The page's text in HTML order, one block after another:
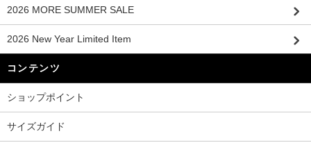
2026 MORE SUMMER SALE
2026 New Year Limited Item
コンテンツ
ショップポイント
サイズガイド